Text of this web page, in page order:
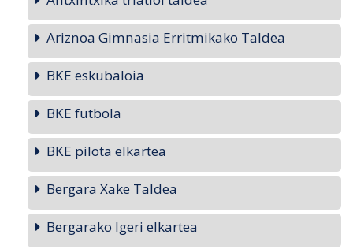
Ariznoa Gimnasia Erritmikako Taldea
BKE eskubaloia
BKE futbola
BKE pilota elkartea
Bergara Xake Taldea
Bergarako Igeri elkartea